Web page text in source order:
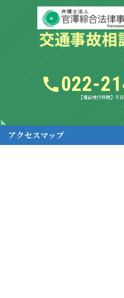
022-
【電話受付時間】平
アクセスマップ